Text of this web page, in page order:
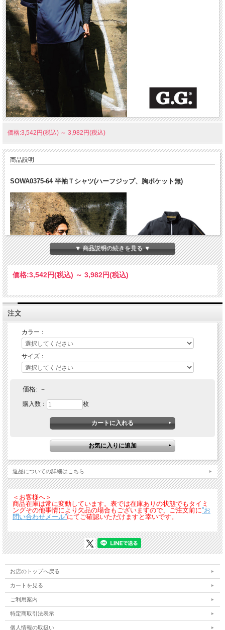
価格:3,542円(税込) ～ 3,982円(税込)
商品説明
SOWA0375-64 半袖Ｔシャツ(ハーフジップ、胸ポケット無)
サポートシャツの上に着る一枚。部分メッシュと冷感素材で快適さを極めた、半袖
▼ 商品説明の続きを見る ▼
価格:3,542円(税込) ～ 3,982円(税込)
注文
カラー：
サイズ：
価格: －
購入数： 枚
返品についての詳細はこちら
＜お客様へ＞
商品在庫は常に変動しています。表では在庫ありの状態でもタイミ
ングその他事情により欠品の場合もございますので、ご注文前に”お
問い合わせメール”にてご確認いただけますと幸いです。
お店のトップへ戻る
カートを見る
ご利用案内
特定商取引法表示
個人情報の取扱い